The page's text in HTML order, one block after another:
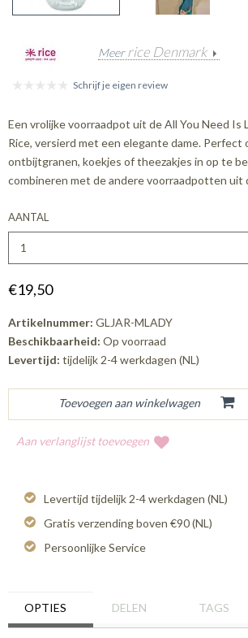
Meerrice Denmark
Schrijf je eigen review
Een vrolijke voorraadpot uit de All You Need Is
Rice, versierd met een elegante dame. Perfect
ontbijtgranen, koekjes of theezakjes in op te
combineren met de andere voorraadpotten uit
AANTAL
€19,50
Artikelnummer: GLJAR-MLADY
Beschikbaarheid: Op voorraad
Levertijd: tijdelijk 2-4 werkdagen (NL)
Aan verlanglijst toevoegen
Levertijd tijdelijk 2-4 werkdagen (NL)
Gratis verzending boven €90 (NL)
Persoonlijke Service
OPTIES DELEN TAGS